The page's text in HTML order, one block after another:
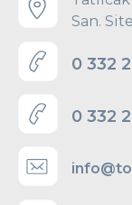
San.
0 332
0 332